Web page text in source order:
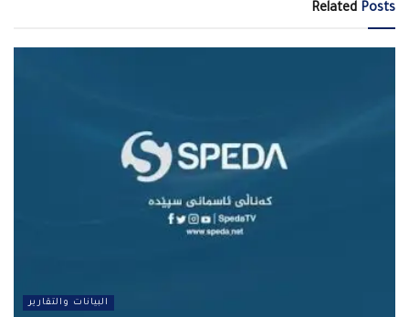
Related Posts
البيانات والتقارير